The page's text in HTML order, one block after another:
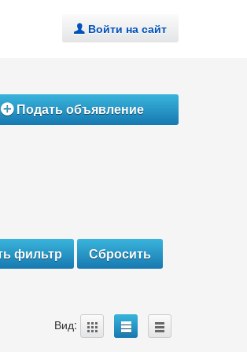
. Войти на сайт
ÁПодать объявление
Вид: A B C